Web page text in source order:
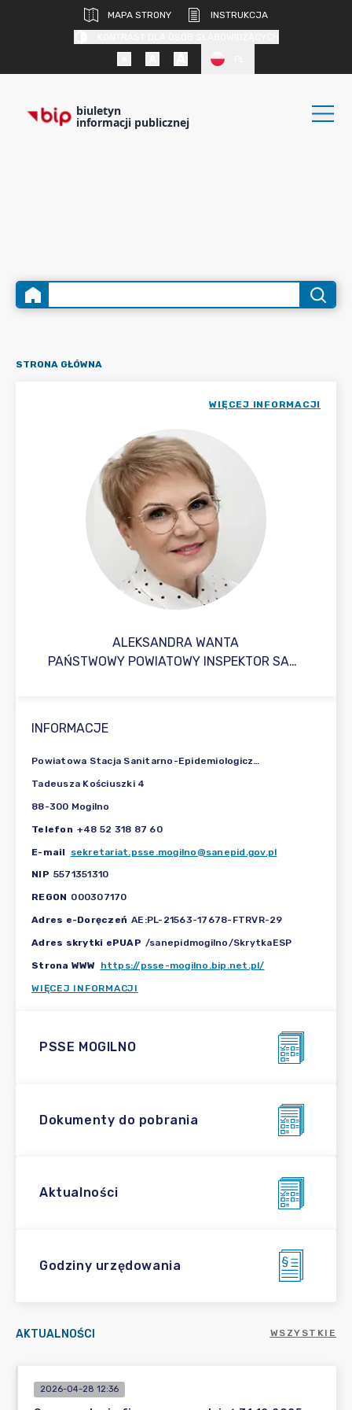
MAPA STRONY
INSTRUKCJA
biuletyn
informacji publicznej
STRONA GŁÓWNA
ALEKSANDRA WANTA
WIĘCEJ INFORMACJI
PAŃSTWOWY POWIATOWY INSPEKTOR SANITARNY W MOGILNIE DYREKTOR POWIATOWEJ STACJI SANITARNO-EPIDEMIOLOGICZNEJ W MOGILNIE
INFORMACJE
Powiatowa Stacja Sanitarno-Epidemiologiczna w Mogilnie
Tadeusza Kościuszki 4
88-300 Mogilno
Telefon +48 52 318 87 60
E-mail sekretariat.psse.mogilno@sanepid.gov.pl
NIP 5571351310
REGON 000307170
Adres e-Doręczeń AE:PL-21563-17678-FTRVR-29
Adres skrytki ePUAP /sanepidmogilno/SkrytkaESP
Strona WWW https://psse-mogilno.bip.net.pl/
WIĘCEJ INFORMACJI
PSSE MOGILNO
Dokumenty do pobrania
Aktualności
Godziny urzędowania
AKTUALNOŚCI WSZYSTKIE
2026-04-28 12:36